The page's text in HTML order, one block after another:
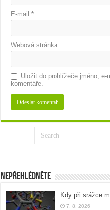
E-mail*
Webová stránka
Uložit do prohlížeče jméno, e-
komentáře.
Nepřehlédněte
Kdy při srážce
7. 8. 2026